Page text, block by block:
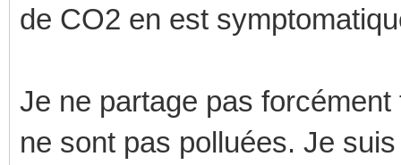
de CO2 en est
Je ne partage pas
ne sont pas polluées. Je